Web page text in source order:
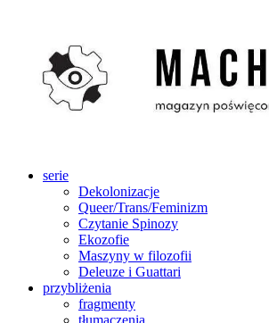
serie
Dekolonizacje
Queer/Trans/Feminizm
Czytanie Spinozy
Ekozofie
Maszyny w filozofii
Deleuze i Guattari
przybliżenia
fragmenty
tłumaczenia